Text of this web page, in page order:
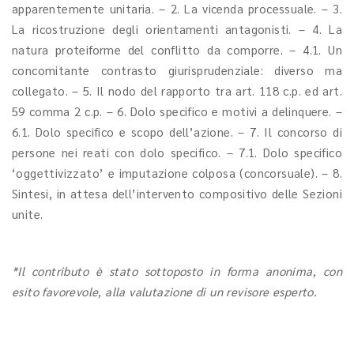
apparentemente unitaria. – 2. La vicenda processuale. – 3.
La ricostruzione degli orientamenti antagonisti. – 4. La
natura proteiforme del conflitto da comporre. – 4.1. Un
concomitante contrasto giurisprudenziale: diverso ma
collegato. – 5. Il nodo del rapporto tra art. 118 c.p. ed art.
59 comma 2 c.p. – 6. Dolo specifico e motivi a delinquere. –
6.1. Dolo specifico e scopo dell’azione. – 7. Il concorso di
persone nei reati con dolo specifico. – 7.1. Dolo specifico
‘oggettivizzato’ e imputazione colposa (concorsuale). – 8.
Sintesi, in attesa dell’intervento compositivo delle Sezioni
unite.
*Il contributo è stato sottoposto in forma anonima, con
esito favorevole, alla valutazione di un revisore esperto.